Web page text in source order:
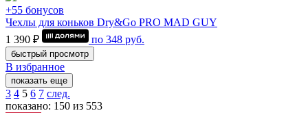
+55 бонусов
Чехлы для коньков Dry&Go PRO MAD GUY
1 390 ₽
по 348 руб.
быстрый просмотр
В избранное
показать еще
3 4 5 6 7 след.
показано: 150 из 553